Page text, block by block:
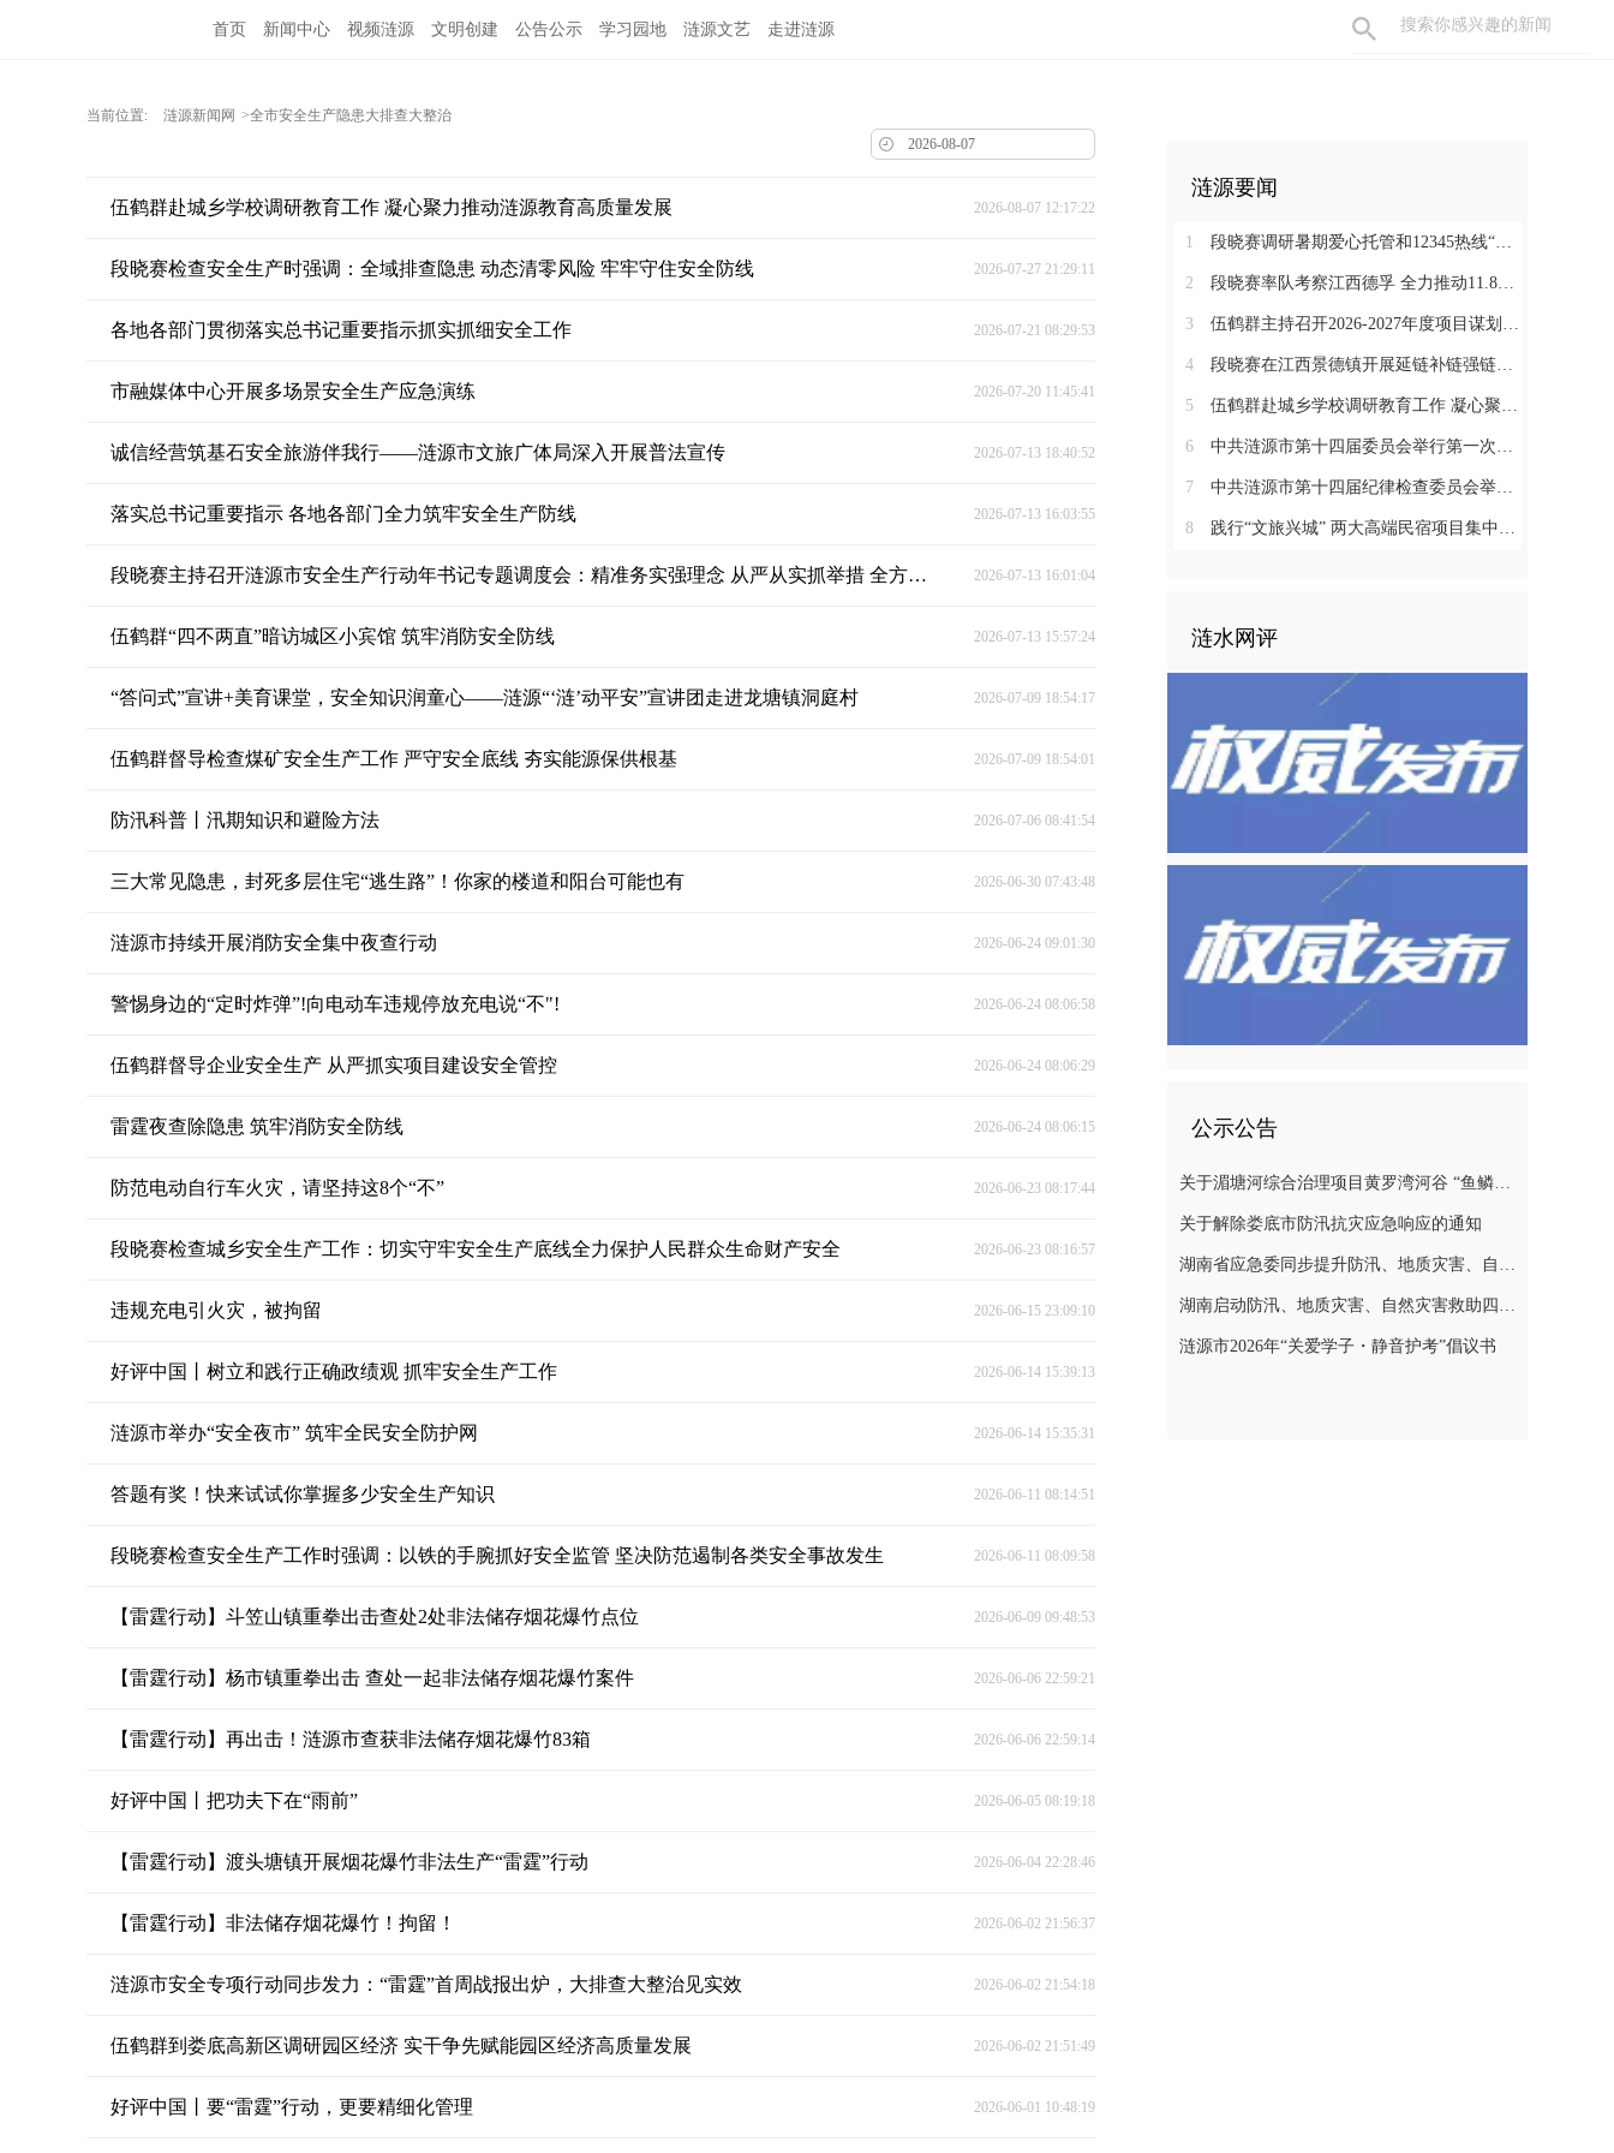
首页 新闻中心 视频涟源 文明创建 公告公示 学习园地 涟源文艺 走进涟源
当前位置: 涟源新闻网 >全市安全生产隐患大排查大整治
伍鹤群赴城乡学校调研教育工作 凝心聚力推动涟源教育高质量发展 2026-08-07 12:17:22
段晓赛检查安全生产时强调：全域排查隐患 动态清零风险 牢牢守住安全防线 2026-07-27 21:29:11
各地各部门贯彻落实总书记重要指示抓实抓细安全工作 2026-07-21 08:29:53
市融媒体中心开展多场景安全生产应急演练 2026-07-20 11:45:41
诚信经营筑基石安全旅游伴我行——涟源市文旅广体局深入开展普法宣传 2026-07-13 18:40:52
落实总书记重要指示 各地各部门全力筑牢安全生产防线 2026-07-13 16:03:55
段晓赛主持召开涟源市安全生产行动年书记专题调度会：精准务实强理念 从严从实抓举措 全方位筑牢安全生产防线 2026-07-13 16:01:04
伍鹤群“四不两直”暗访城区小宾馆 筑牢消防安全防线 2026-07-13 15:57:24
“答问式”宣讲+美育课堂，安全知识润童心——涟源“‘涟’动平安”宣讲团走进龙塘镇洞庭村 2026-07-09 18:54:17
伍鹤群督导检查煤矿安全生产工作 严守安全底线 夯实能源保供根基 2026-07-09 18:54:01
防汛科普丨汛期知识和避险方法 2026-07-06 08:41:54
三大常见隐患，封死多层住宅“逃生路”！你家的楼道和阳台可能也有 2026-06-30 07:43:48
涟源市持续开展消防安全集中夜查行动 2026-06-24 09:01:30
警惕身边的“定时炸弹”!向电动车违规停放充电说“不"! 2026-06-24 08:06:58
伍鹤群督导企业安全生产 从严抓实项目建设安全管控 2026-06-24 08:06:29
雷霆夜查除隐患 筑牢消防安全防线 2026-06-24 08:06:15
防范电动自行车火灾，请坚持这8个“不” 2026-06-23 08:17:44
段晓赛检查城乡安全生产工作：切实守牢安全生产底线全力保护人民群众生命财产安全 2026-06-23 08:16:57
违规充电引火灾，被拘留 2026-06-15 23:09:10
好评中国丨树立和践行正确政绩观 抓牢安全生产工作 2026-06-14 15:39:13
涟源市举办“安全夜市” 筑牢全民安全防护网 2026-06-14 15:35:31
答题有奖！快来试试你掌握多少安全生产知识 2026-06-11 08:14:51
段晓赛检查安全生产工作时强调：以铁的手腕抓好安全监管 坚决防范遏制各类安全事故发生 2026-06-11 08:09:58
【雷霆行动】斗笠山镇重拳出击查处2处非法储存烟花爆竹点位 2026-06-09 09:48:53
【雷霆行动】杨市镇重拳出击 查处一起非法储存烟花爆竹案件 2026-06-06 22:59:21
【雷霆行动】再出击！涟源市查获非法储存烟花爆竹83箱 2026-06-06 22:59:14
好评中国丨把功夫下在“雨前” 2026-06-05 08:19:18
【雷霆行动】渡头塘镇开展烟花爆竹非法生产“雷霆”行动 2026-06-04 22:28:46
【雷霆行动】非法储存烟花爆竹！拘留！ 2026-06-02 21:56:37
涟源市安全专项行动同步发力：“雷霆”首周战报出炉，大排查大整治见实效 2026-06-02 21:54:18
伍鹤群到娄底高新区调研园区经济 实干争先赋能园区经济高质量发展 2026-06-02 21:51:49
好评中国丨要“雷霆”行动，更要精细化管理 2026-06-01 10:48:19
涟源要闻
1 段晓赛调研暑期爱心托管和12345热线“领导接听日”工作：在办好民生实事中打通基层治理“最后一米”
2 段晓赛率队考察江西德孚 全力推动11.8亿元循环经济项目提速增效
3 伍鹤群主持召开2026-2027年度项目谋划调度会
4 段晓赛在江西景德镇开展延链补链强链招商 围绕“三电一钛”精准发力
5 伍鹤群赴城乡学校调研教育工作 凝心聚力推动涟源教育高质量发展
6 中共涟源市第十四届委员会举行第一次全体会议 段晓赛当选市委书记 伍鹤群周杨当选市委副书记
7 中共涟源市第十四届纪律检查委员会举行第一次全体会议
8 践行“文旅兴城” 两大高端民宿项目集中签约开工 全力打造“湖湘地区文旅康养名城”
涟水网评
公示公告
关于湄塘河综合治理项目黄罗湾河谷 “鱼鳞坝”区域不对外开放的公告
关于解除娄底市防汛抗灾应急响应的通知
湖南省应急委同步提升防汛、地质灾害、自然灾害救助应急响应至三级
湖南启动防汛、地质灾害、自然灾害救助四级应急响应
涟源市2026年“关爱学子・静音护考”倡议书